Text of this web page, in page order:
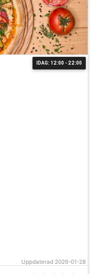
IDAG: 12:00 - 22:00
Uppdaterad 2026-01-28